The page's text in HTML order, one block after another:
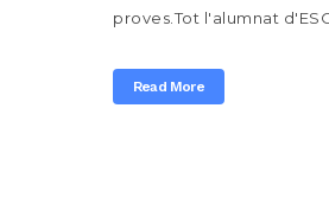
proves.Tot l'alumnat
Read More